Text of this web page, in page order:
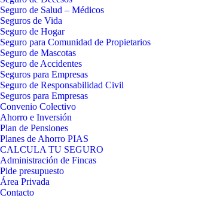
Seguro de Salud – Médicos
Seguros de Vida
Seguro de Hogar
Seguro para Comunidad de Propietarios
Seguro de Mascotas
Seguro de Accidentes
Seguros para Empresas
Seguro de Responsabilidad Civil
Seguros para Empresas
Convenio Colectivo
Ahorro e Inversión
Plan de Pensiones
Planes de Ahorro PIAS
CALCULA TU SEGURO
Administración de Fincas
Pide presupuesto
Área Privada
Contacto